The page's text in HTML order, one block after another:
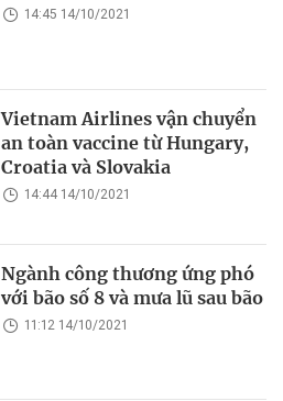
14:45 14/10/2021
Vietnam Airlines vận chuyển
an toàn vaccine từ Hungary,
Croatia và Slovakia
14:44 14/10/2021
Ngành công thương ứng phó
với bão số 8 và mưa lũ sau bão
11:12 14/10/2021